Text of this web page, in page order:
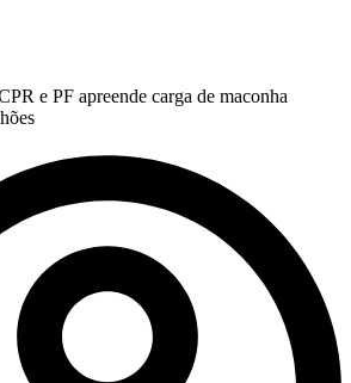
e PF apreende carga de maconha